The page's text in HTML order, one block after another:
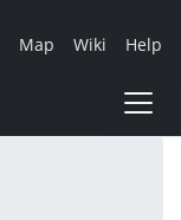
Map Wiki Help